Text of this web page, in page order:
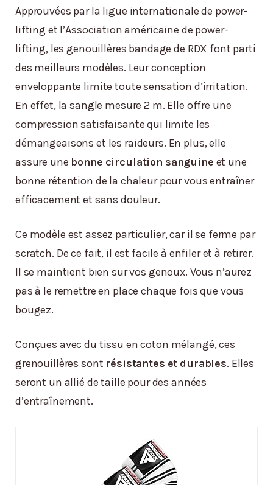
Approuvées par la ligue internationale de power-
lifting et l’Association américaine de power-
lifting, les genouillères bandage de RDX font parti
des meilleurs modèles. Leur conception
enveloppante limite toute sensation d’irritation.
En effet, la sangle mesure 2 m. Elle offre une
compression satisfaisante qui limite les
démangeaisons et les raideurs. En plus, elle
assure une bonne circulation sanguine et une
bonne rétention de la chaleur pour vous entraîner
efficacement et sans douleur.
Ce modèle est assez particulier, car il se ferme par
scratch. De ce fait, il est facile à enfiler et à retirer.
Il se maintient bien sur vos genoux. Vous n’aurez
pas à le remettre en place chaque fois que vous
bougez.
Conçues avec du tissu en coton mélangé, ces
grenouillères sont résistantes et durables. Elles
seront un allié de taille pour des années
d’entraînement.